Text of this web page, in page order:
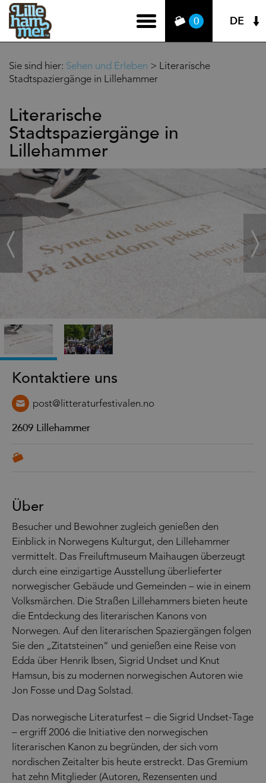
0 DE
Sie sind hier: Sehen und Erleben > Literarische
Stadtspaziergänge in Lillehammer
Literarische
Stadtspaziergänge in
Lillehammer
‹
Zurück
Kontaktiere uns
post@litteraturfestivalen.no
2609 Lillehammer
Über
Besucher und Bewohner zugleich genießen den
Einblick in Norwegens Kulturgut, den Lillehammer
vermittelt. Das Freiluftmuseum Maihaugen überzeugt
durch eine einzigartige Ausstellung überlieferter
norwegischer Gebäude und Gemeinden – wie in einem
Volksmärchen. Die Straßen Lillehammers bieten heute
die Entdeckung des literarischen Kanons von
Norwegen. Auf den literarischen Spaziergängen folgen
Sie den „Zitatsteinen“ und genießen eine Reise von
Edda über Henrik Ibsen, Sigrid Undset und Knut
Hamsun, bis zu modernen norwegischen Autoren wie
Jon Fosse und Dag Solstad.
Das norwegische Literaturfest – die Sigrid Undset-Tage
– ergriff 2006 die Initiative den norwegischen
literarischen Kanon zu begründen, der sich vom
nordischen Zeitalter bis heute erstreckt. Das Gremium
hat zehn Mitglieder (Autoren, Rezensenten und